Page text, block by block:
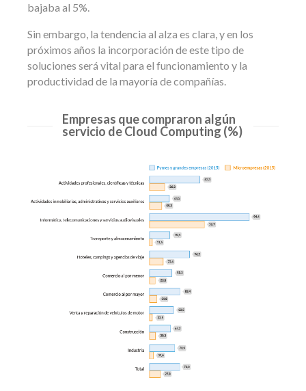
bajaba al 5%.
Sin embargo, la tendencia al alza es clara, y en los
próximos años la incorporación de este tipo de
soluciones será vital para el funcionamiento y la
productividad de la mayoría de compañías.
Empresas que compraron algún
servicio de Cloud Computing (%)